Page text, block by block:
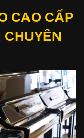
CAO CẤP
CHUYÊN